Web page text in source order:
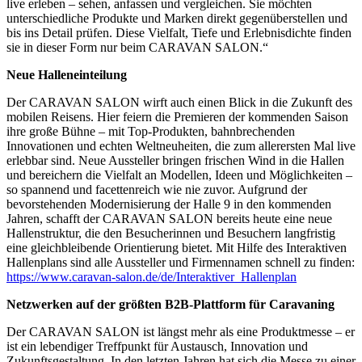
live erleben – sehen, anfassen und vergleichen. Sie möchten
unterschiedliche Produkte und Marken direkt gegenüberstellen und
bis ins Detail prüfen. Diese Vielfalt, Tiefe und Erlebnisdichte finden
sie in dieser Form nur beim CARAVAN SALON.“
Neue Halleneinteilung
Der CARAVAN SALON wirft auch einen Blick in die Zukunft des
mobilen Reisens. Hier feiern die Premieren der kommenden Saison
ihre große Bühne – mit Top-Produkten, bahnbrechenden
Innovationen und echten Weltneuheiten, die zum allerersten Mal live
erlebbar sind. Neue Aussteller bringen frischen Wind in die Hallen
und bereichern die Vielfalt an Modellen, Ideen und Möglichkeiten –
so spannend und facettenreich wie nie zuvor. Aufgrund der
bevorstehenden Modernisierung der Halle 9 in den kommenden
Jahren, schafft der CARAVAN SALON bereits heute eine neue
Hallenstruktur, die den Besucherinnen und Besuchern langfristig
eine gleichbleibende Orientierung bietet. Mit Hilfe des Interaktiven
Hallenplans sind alle Aussteller und Firmennamen schnell zu finden:
https://www.caravan-salon.de/de/Interaktiver_Hallenplan
Netzwerken auf der größten B2B-Plattform für Caravaning
Der CARAVAN SALON ist längst mehr als eine Produktmesse – er
ist ein lebendiger Treffpunkt für Austausch, Innovation und